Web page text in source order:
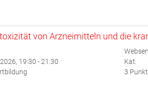
von Arzneimitteln und die
19:30 - 21:30
Kat.
3